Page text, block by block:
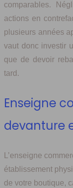
comparables.
actions en
plusieurs années
vaut donc investir
que de devoir
tard.
Enseigne
devanture
L’enseigne
établissement
de votre boutique,